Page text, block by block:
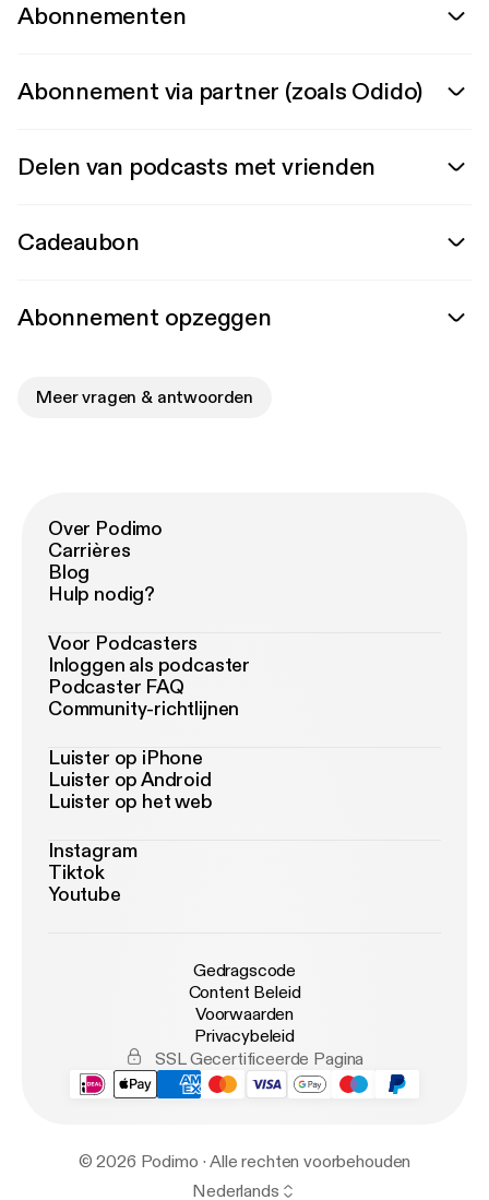
Abonnementen
Abonnement via partner (zoals Odido)
Delen van podcasts met vrienden
Cadeaubon
Abonnement opzeggen
Meer vragen & antwoorden
Over Podimo
Carrières
Blog
Hulp nodig?
Voor Podcasters
Inloggen als podcaster
Podcaster FAQ
Community-richtlijnen
Luister op iPhone
Luister op Android
Luister op het web
Instagram
Tiktok
Youtube
Gedragscode
Content Beleid
Voorwaarden
Privacybeleid
SSL Gecertificeerde Pagina
© 2026 Podimo · Alle rechten voorbehouden
Nederlands